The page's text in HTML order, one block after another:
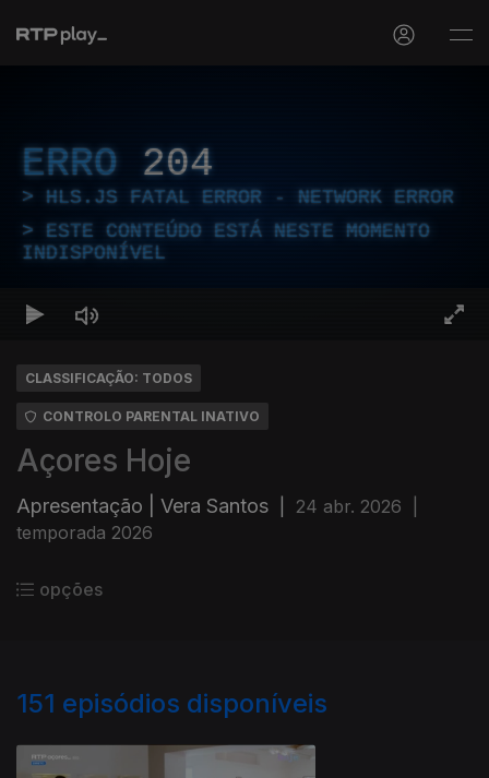
ERRO 204
HLS.JS FATAL ERROR - NETWORK ERROR
ESTE CONTEÚDO ESTÁ NESTE MOMENTO
INDISPONÍVEL
CLASSIFICAÇÃO: TODOS
CONTROLO PARENTAL INATIVO
Açores Hoje
Apresentação | Vera Santos 24 abr. 2026
temporada 2026
opções
151 episódios disponíveis